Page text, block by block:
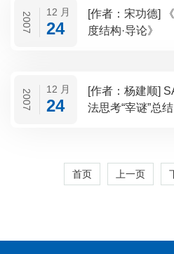
2007 12 月
24
[作者：宋功德] 《论经济行政法的制
度结构·导论》
2007 12 月
24
[作者：杨建顺] SARS过程中的行政
法思考“宰谜”总结
首页 上一页